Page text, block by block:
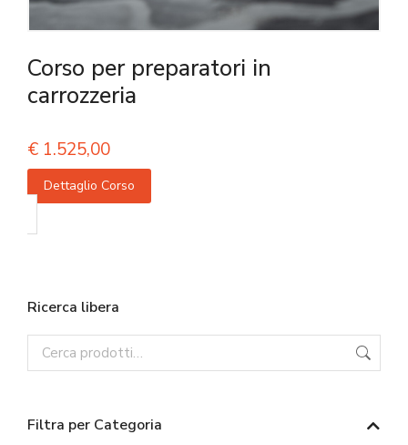
Corso per preparatori in
carrozzeria
€ 1.525,00
Dettaglio Corso
Ricerca libera
Filtra per Categoria